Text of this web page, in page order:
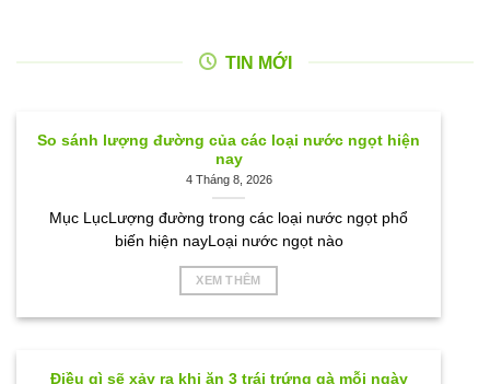
TIN MỚI
So sánh lượng đường của các loại nước ngọt hiện
nay
4 Tháng 8, 2026
Mục LụcLượng đường trong các loại nước ngọt phổ
biến hiện nayLoại nước ngọt nào
XEM THÊM
Điều gì sẽ xảy ra khi ăn 3 trái trứng gà mỗi ngày